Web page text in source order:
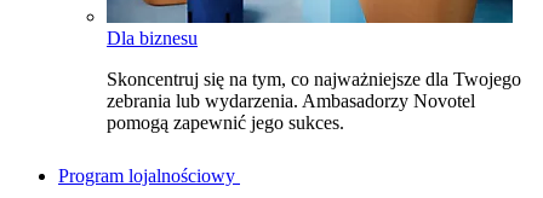
Dla biznesu
Skoncentruj się na tym, co najważniejsze dla Twojego
zebrania lub wydarzenia. Ambasadorzy Novotel
pomogą zapewnić jego sukces.
Program lojalnościowy